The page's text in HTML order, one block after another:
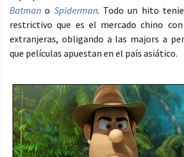
Batman o Spiderman. Todo un hito
restrictivo que es el mercado chino con
extranjeras, obligando a las majors a
que películas apuestan en el país asiático.